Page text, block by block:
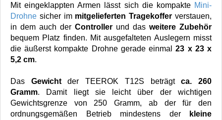
Mit eingeklappten Armen lässt sich die kompakte Mini-
Drohne sicher im mitgelieferten Tragekoffer verstauen,
in dem auch der Controller und das weitere Zubehör
bequem Platz finden. Mit ausgefalteten Auslegern misst
die äußerst kompakte Drohne gerade einmal23 x 23 x
5,2 cm.
Das Gewichtder TEEROK T12S beträgtca. 260
Gramm. Damit liegt sie leicht über der wichtigen
Gewichtsgrenze von 250 Gramm, ab der für den
ordnungsgemäßen Betrieb mindestens der
kleine